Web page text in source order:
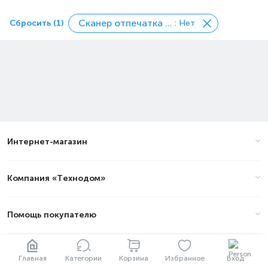
Главная Категории Корзина Избранное Вход
Сбросить (1) Сканер отпечатка пальца : Нет
Интернет-магазин
Компания «Технодом»
Помощь покупателю
Будьте в курсе новостей